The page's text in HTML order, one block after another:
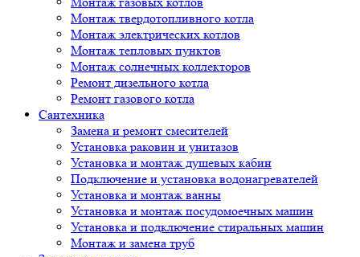
Монтаж твердотопливного котла
Монтаж электрических котлов
Монтаж тепловых пунктов
Монтаж солнечных коллекторов
Ремонт дизельного котла
Ремонт газового котла
Cантехника
Замена и ремонт смесителей
Установка раковин и унитазов
Установка и монтаж душевых кабин
Подключение и установка водонагревателей
Установка и монтаж ванны
Установка и монтаж посудомоечных машин
Установка и подключение стиральных машин
Монтаж и замена труб